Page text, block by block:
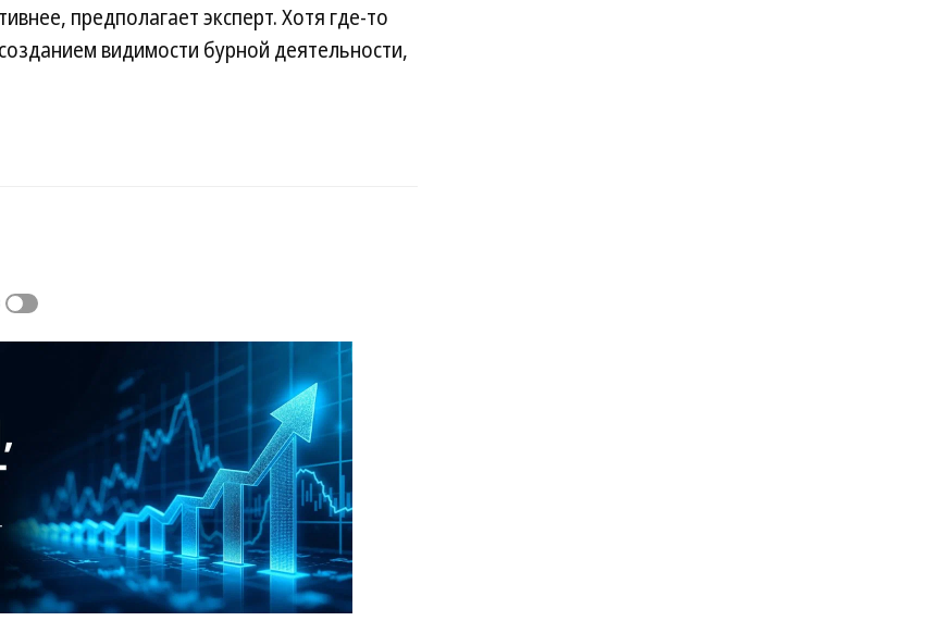
предполагает эксперт. Хотя где-то
видимости бурной деятельности,